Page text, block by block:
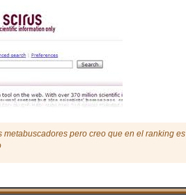
metabuscadores pero creo que en el ranking es